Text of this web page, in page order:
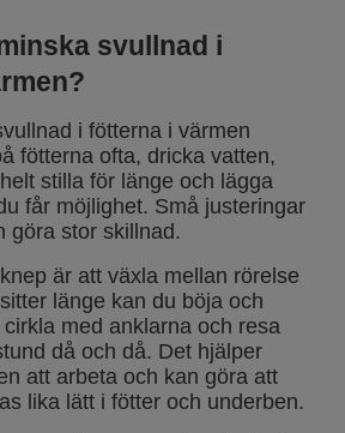
svullnad i
i fötterna i värmen
fötterna ofta, dricka vatten,
stilla för länge och lägga
får möjlighet. Små justeringar
göra stor skillnad.
är att växla mellan rörelse
länge kan du böja och
med anklarna och resa
då och då. Det hjälper
att arbeta och kan göra att
lika lätt i fötter och underben.